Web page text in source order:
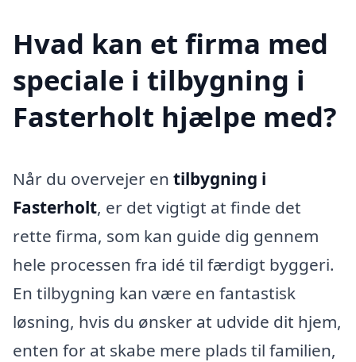
Hvad kan et firma med
speciale i tilbygning i
Fasterholt hjælpe med?
Når du overvejer en tilbygning i
Fasterholt, er det vigtigt at finde det
rette firma, som kan guide dig gennem
hele processen fra idé til færdigt byggeri.
En tilbygning kan være en fantastisk
løsning, hvis du ønsker at udvide dit hjem,
enten for at skabe mere plads til familien,